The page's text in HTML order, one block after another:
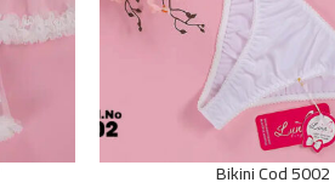
Bikini Cod 5002